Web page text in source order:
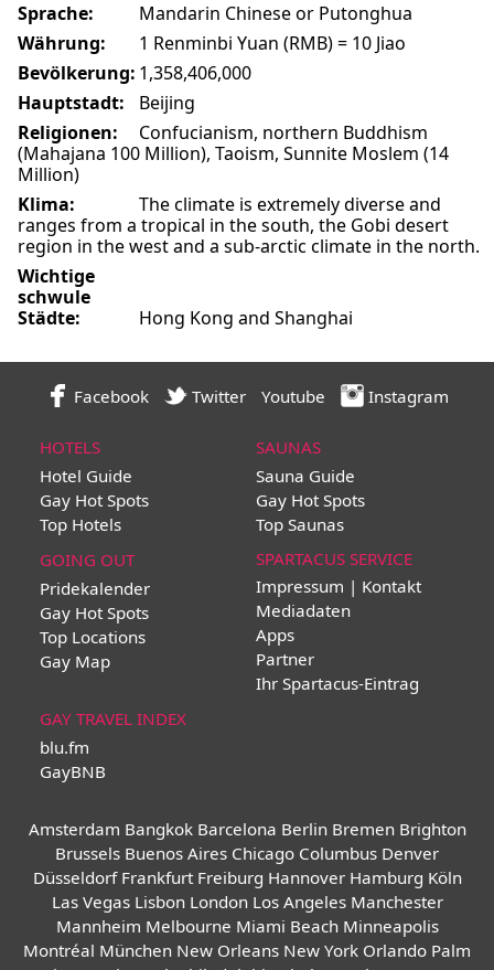
Sprache:
Mandarin Chinese or Putonghua
Währung:
1 Renminbi Yuan (RMB) = 10 Jiao
Bevölkerung:1,358,406,000
Hauptstadt:
Beijing
Religionen:
Confucianism, northern Buddhism
(Mahajana 100 Million), Taoism, Sunnite Moslem (14
Million)
Klima:
The climate is extremely diverse and
ranges from a tropical in the south, the Gobi desert
region in the west and a sub-arctic climate in the north.
Wichtige
schwule
Städte:
Hong Kong and Shanghai
Facebook Twitter Youtube Instagram
HOTELS
Hotel Guide
Gay Hot Spots
Top Hotels
SAUNAS
Sauna Guide
Gay Hot Spots
Top Saunas
GOING OUT
Pridekalender
Gay Hot Spots
Top Locations
Gay Map
SPARTACUS SERVICE
Impressum | Kontakt
Mediadaten
Apps
Partner
Ihr Spartacus-Eintrag
GAY TRAVEL INDEX
blu.fm
GayBNB
Amsterdam Bangkok Barcelona Berlin Bremen Brighton
Brussels Buenos Aires Chicago Columbus Denver
Düsseldorf Frankfurt Freiburg Hannover Hamburg Köln
Las Vegas Lisbon London Los Angeles Manchester
Mannheim Melbourne Miami Beach Minneapolis
Montréal München New Orleans New York Orlando Palm